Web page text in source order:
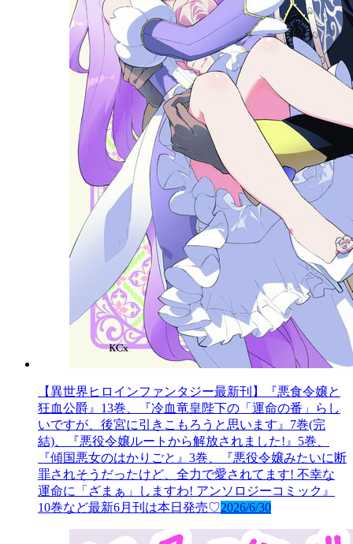
【異世界ヒロインファンタジー最新刊】『悪食令嬢と
狂血公爵』13巻、『冷血竜皇陛下の「運命の番」らし
いですが、後宮に引きこもろうと思います』7巻(完
結)、『悪役令嬢ルートから解放されました!』5巻、
『傾国悪女のはかりごと』3巻、『悪役令嬢みたいに断
罪されそうだったけど、全力で愛されてます! 不幸な
運命に「ざまぁ」しますわ! アンソロジーコミック』
10巻など最新6月刊は本日発売♡2026/6/30